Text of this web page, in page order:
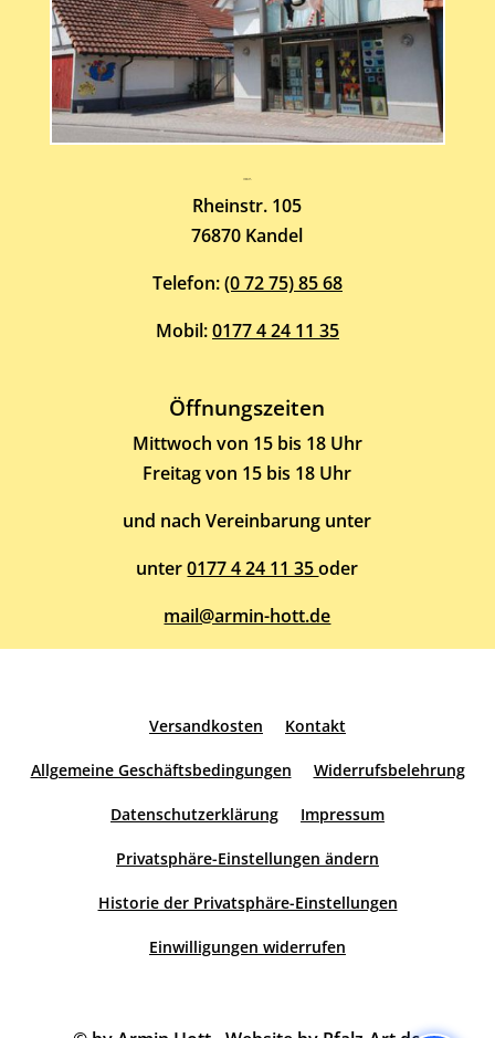
Rheinstr. 105
76870 Kandel
Telefon:(0 72 75) 85 68
Mobil:0177 4 24 11 35
Öffnungszeiten
Mittwoch von 15 bis 18 Uhr
Freitag von 15 bis 18 Uhr
und nach Vereinbarung unter
unter0177 4 24 11 35oder
mail@armin-hott.de
Versandkosten Kontakt
Allgemeine Geschäftsbedingungen Widerrufsbelehrung
Datenschutzerklärung Impressum
Privatsphäre-Einstellungen ändern
Historie der Privatsphäre-Einstellungen
Einwilligungen widerrufen